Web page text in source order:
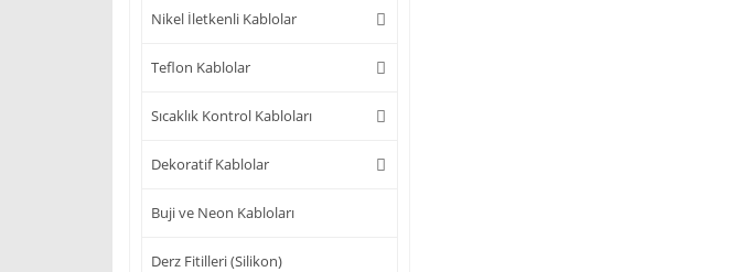
Nikel İletkenli Kablolar
Teflon Kablolar
Sıcaklık Kontrol Kabloları
Dekoratif Kablolar
Buji ve Neon Kabloları
Derz Fitilleri (Silikon)